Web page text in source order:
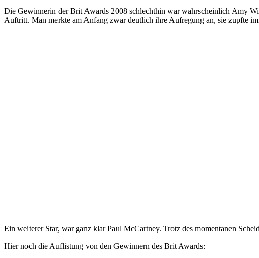
Die Gewinnerin der Brit Awards 2008 schlechthin war wahrscheinlich Amy
Auftritt. Man merkte am Anfang zwar deutlich ihre Aufregung an, sie zupfte
Ein weiterer Star, war ganz klar Paul McCartney. Trotz des momentanen
Hier noch die Auflistung von den Gewinnern des Brit Awards: